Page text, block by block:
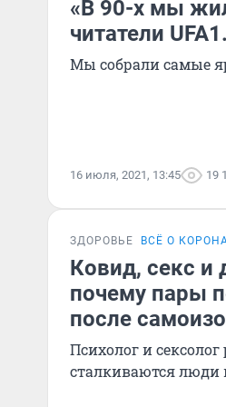
«В 90-х мы
читатели
Мы собрали самые
16 июля, 2021, 13:45 19
ЗДОРОВЬЕ ВСЁ О
Ковид, секс и
почему пары
после
Психолог и
сталкиваются люди